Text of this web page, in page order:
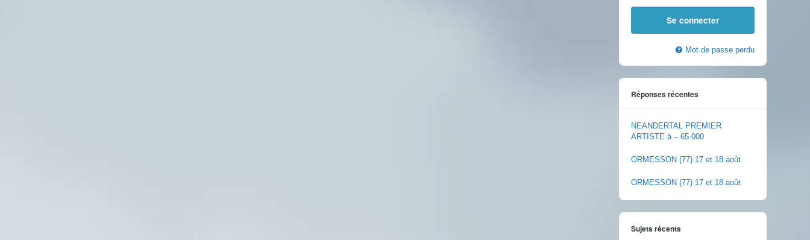
Mot de passe perdu
Réponses récentes
NEANDERTAL PREMIER
ARTISTE à – 65 000
ORMESSON (77) 17 et 18 août
ORMESSON (77) 17 et 18 août
Sujets récents